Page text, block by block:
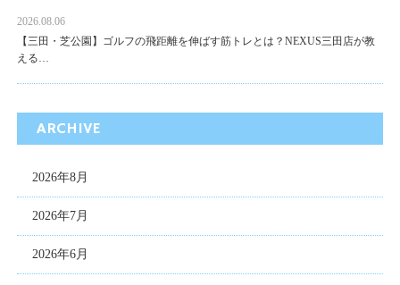
2026.08.06
【三田・芝公園】ゴルフの飛距離を伸ばす筋トレとは？NEXUS三田店が教
える…
ARCHIVE
2026年8月
2026年7月
2026年6月